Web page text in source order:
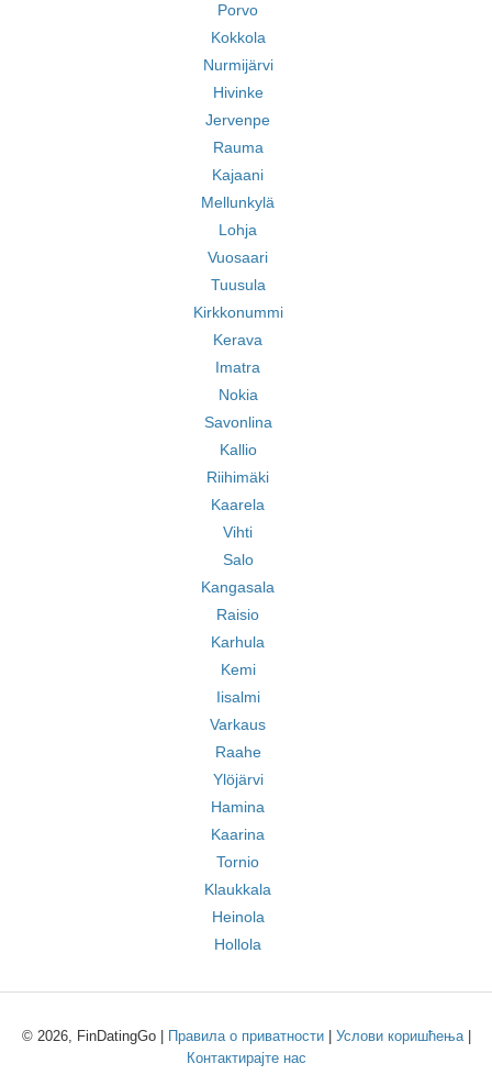
Porvo
Kokkola
Nurmijärvi
Hivinke
Jervenpe
Rauma
Kajaani
Mellunkylä
Lohja
Vuosaari
Tuusula
Kirkkonummi
Kerava
Imatra
Nokia
Savonlina
Kallio
Riihimäki
Kaarela
Vihti
Salo
Kangasala
Raisio
Karhula
Kemi
Iisalmi
Varkaus
Raahe
Ylöjärvi
Hamina
Kaarina
Tornio
Klaukkala
Heinola
Hollola
© 2026, FinDatingGo | Правила о приватности| Услови коришћења|
Контактирајте нас